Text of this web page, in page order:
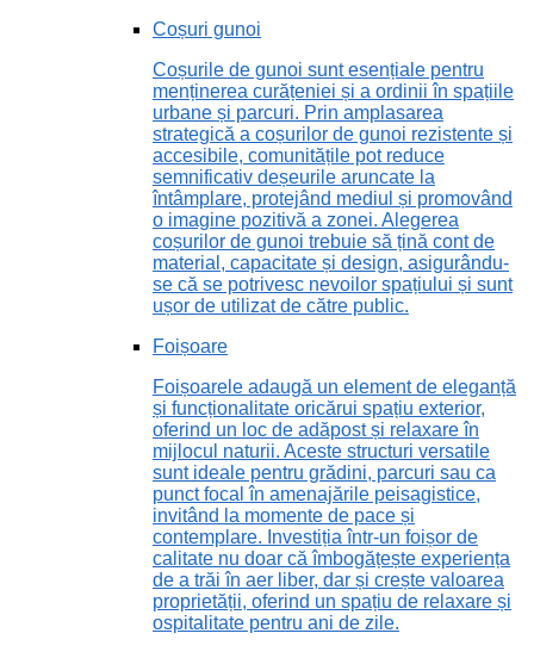
Coșuri gunoi
Coșurile de gunoi sunt esențiale pentru
menținerea curățeniei și a ordinii în spațiile
urbane și parcuri. Prin amplasarea
strategică a coșurilor de gunoi rezistente și
accesibile, comunitățile pot reduce
semnificativ deșeurile aruncate la
întâmplare, protejând mediul și promovând
o imagine pozitivă a zonei. Alegerea
coșurilor de gunoi trebuie să țină cont de
material, capacitate și design, asigurându-
se că se potrivesc nevoilor spațiului și sunt
ușor de utilizat de către public.
Foișoare
Foișoarele adaugă un element de eleganță
și funcționalitate oricărui spațiu exterior,
oferind un loc de adăpost și relaxare în
mijlocul naturii. Aceste structuri versatile
sunt ideale pentru grădini, parcuri sau ca
punct focal în amenajările peisagistice,
invitând la momente de pace și
contemplare. Investiția într-un foișor de
calitate nu doar că îmbogățește experiența
de a trăi în aer liber, dar și crește valoarea
proprietății, oferind un spațiu de relaxare și
ospitalitate pentru ani de zile.